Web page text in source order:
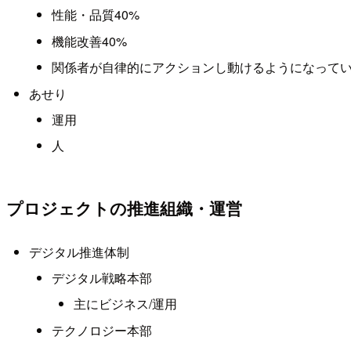
性能・品質40%
機能改善40%
関係者が自律的にアクションし動けるようになって
あせり
運用
人
プロジェクトの推進組織・運営
デジタル推進体制
デジタル戦略本部
主にビジネス/運用
テクノロジー本部